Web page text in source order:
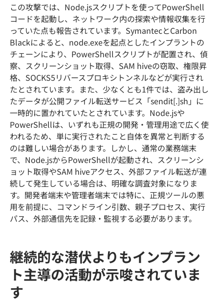
この攻撃では、Node.jsスクリプトを使ってPowerShell
コードを起動し、ネットワーク内の探索や情報収集を行
っていた点も報告されています。SymantecとCarbon
Blackによると、node.exeを起点としたインプラントの
チェーンにより、PowerShellスクリプトが配置され、偵
察、スクリーンショット取得、SAM hiveの窃取、権限昇
格、SOCKS5リバースプロキシトンネルなどが実行され
たとされています。また、少なくとも1件では、盗み出し
たデータが公開ファイル転送サービス「sendit[.]sh」に
一時的に置かれていたとされています。Node.jsや
PowerShellは、いずれも正規の開発・管理用途で広く使
われるため、単に実行されたこと自体を異常と判断する
のは難しい場合があります。しかし、通常の業務端末
で、Node.jsからPowerShellが起動され、スクリーンシ
ョット取得やSAM hiveアクセス、外部ファイル転送が連
続して発生している場合は、明確な調査対象になりま
す。開発者端末や管理者端末では特に、正規ツールの悪
用を前提に、コマンドライン引数、親子プロセス、実行
パス、外部通信先を記録・監視する必要があります。
継続的な潜伏よりもインプラン
ト主導の活動が示唆されていま
す